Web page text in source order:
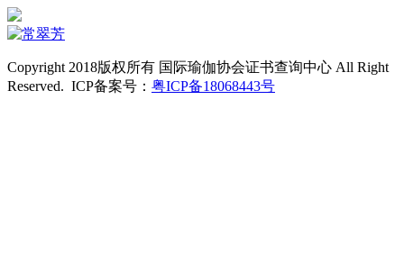
Copyright 2018版权所有 国际瑜伽协会证书查询中心 All Right
Reserved. ICP备案号： 粤ICP备18068443号